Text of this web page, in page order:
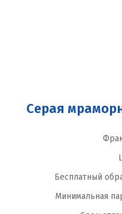
Серая
Бесплатный
Минимальная